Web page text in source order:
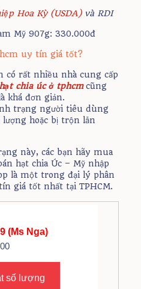
Hoa Kỳ (USDA)và RDI
Mỹ 907g: 330.000đ
uy tín giá tốt?
có rất nhiều nhà cung cấp
chia úc ở tphcmcũng
khá đơn giản.
trạng người tiêu dùng
hoặc bị trộn lẫn
này, các bạn hãy mua
hạt chia Úc – Mỹ nhập
là một trong đại lý phân
giá tốt nhất tại TPHCM.
(Ms Nga)
số lượng